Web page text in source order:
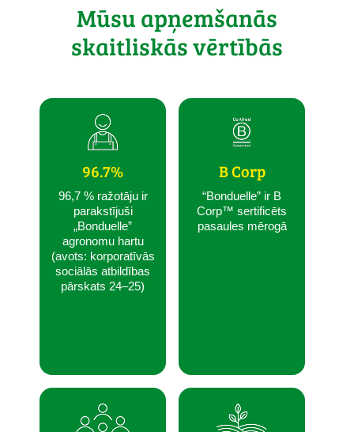
Mūsu apņemšanās
skaitliskās vērtībās
96.7%
96,7 % ražotāju ir
parakstījuši
„Bonduelle”
agronomu hartu
(avots: korporatīvās
sociālās atbildības
pārskats 24–25)
B Corp
“Bonduelle” ir B
Corp™ sertificēts
pasaules mērogā